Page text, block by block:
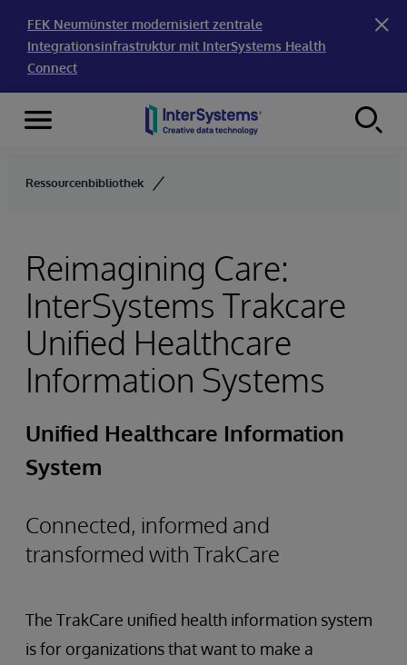
FEK Neumünster modernisiert zentrale
Integrationsinfrastruktur mit InterSystems Health
Connect
Skip to content
Menu
Ressourcenbibliothek
Reimagining Care:
InterSystems Trakcare
Unified Healthcare
Information Systems
Unified Healthcare Information
System
Connected, informed and
transformed with TrakCare
The TrakCare unified health information system
is for organizations that want to make a